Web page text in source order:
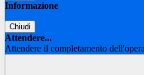
Informazione
Chiudi
Attendere...
Attendere il completamento